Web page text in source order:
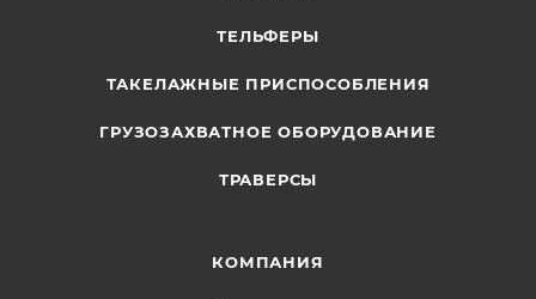
ТЕЛЬФЕРЫ
ТАКЕЛАЖНЫЕ ПРИСПОСОБЛЕНИЯ
ГРУЗОЗАХВАТНОЕ ОБОРУДОВАНИЕ
ТРАВЕРСЫ
КОМПАНИЯ